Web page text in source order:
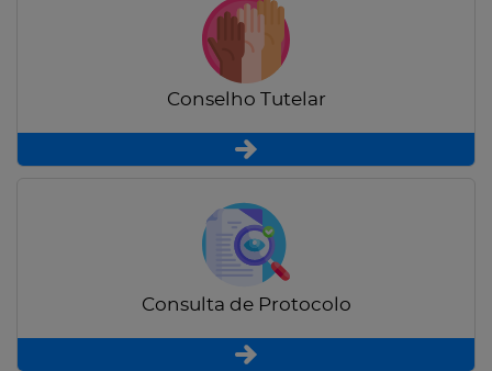
Conselho Tutelar
Consulta de Protocolo